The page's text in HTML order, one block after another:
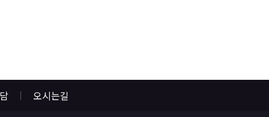
오시는길